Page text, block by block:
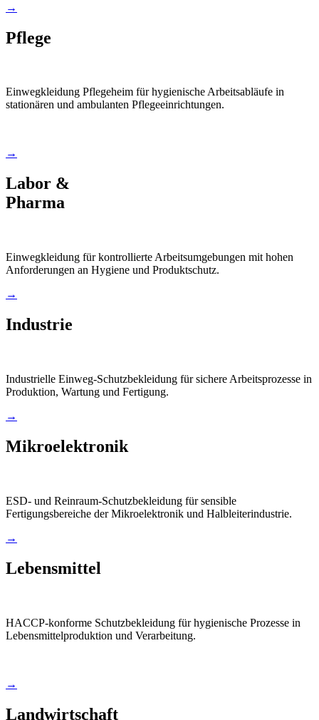
→
Pflege
Einwegkleidung Pflegeheim für hygienische Arbeitsabläufe in
stationären und ambulanten Pflegeeinrichtungen.
→
Labor &
Pharma
Einwegkleidung für kontrollierte Arbeitsumgebungen mit hohen
Anforderungen an Hygiene und Produktschutz.
→
Industrie
Industrielle Einweg-Schutzbekleidung für sichere Arbeitsprozesse in
Produktion, Wartung und Fertigung.
→
Mikroelektronik
ESD- und Reinraum-Schutzbekleidung für sensible
Fertigungsbereiche der Mikroelektronik und Halbleiterindustrie.
→
Lebensmittel
HACCP-konforme Schutzbekleidung für hygienische Prozesse in
Lebensmittelproduktion und Verarbeitung.
→
Landwirtschaft